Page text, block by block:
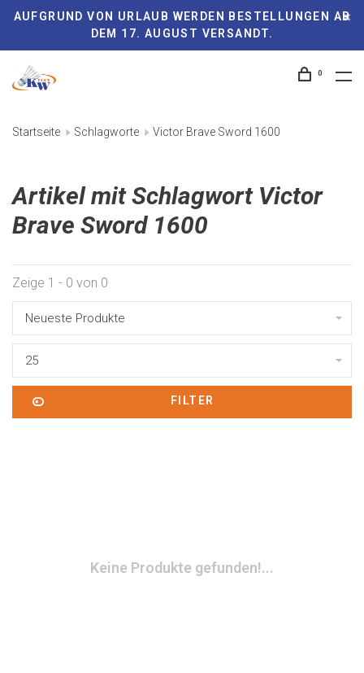
AUFGRUND VON URLAUB WERDEN BESTELLUNGEN AB
DEM 17. AUGUST VERSANDT.
0
Startseite Schlagworte Victor Brave Sword 1600
Artikel mit Schlagwort Victor
Brave Sword 1600
Zeige 1 - 0 von 0
Neueste Produkte
25
FILTER
Keine Produkte gefunden!...